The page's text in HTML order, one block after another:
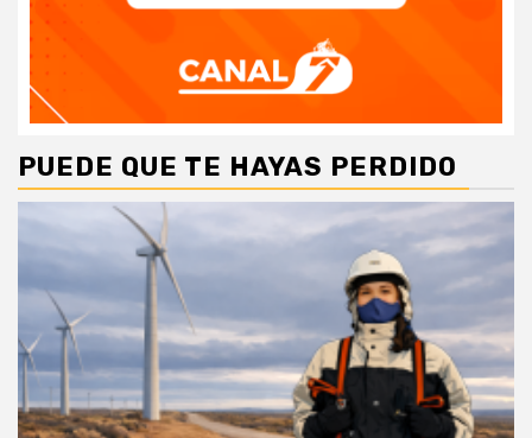
PUEDE QUE TE HAYAS PERDIDO